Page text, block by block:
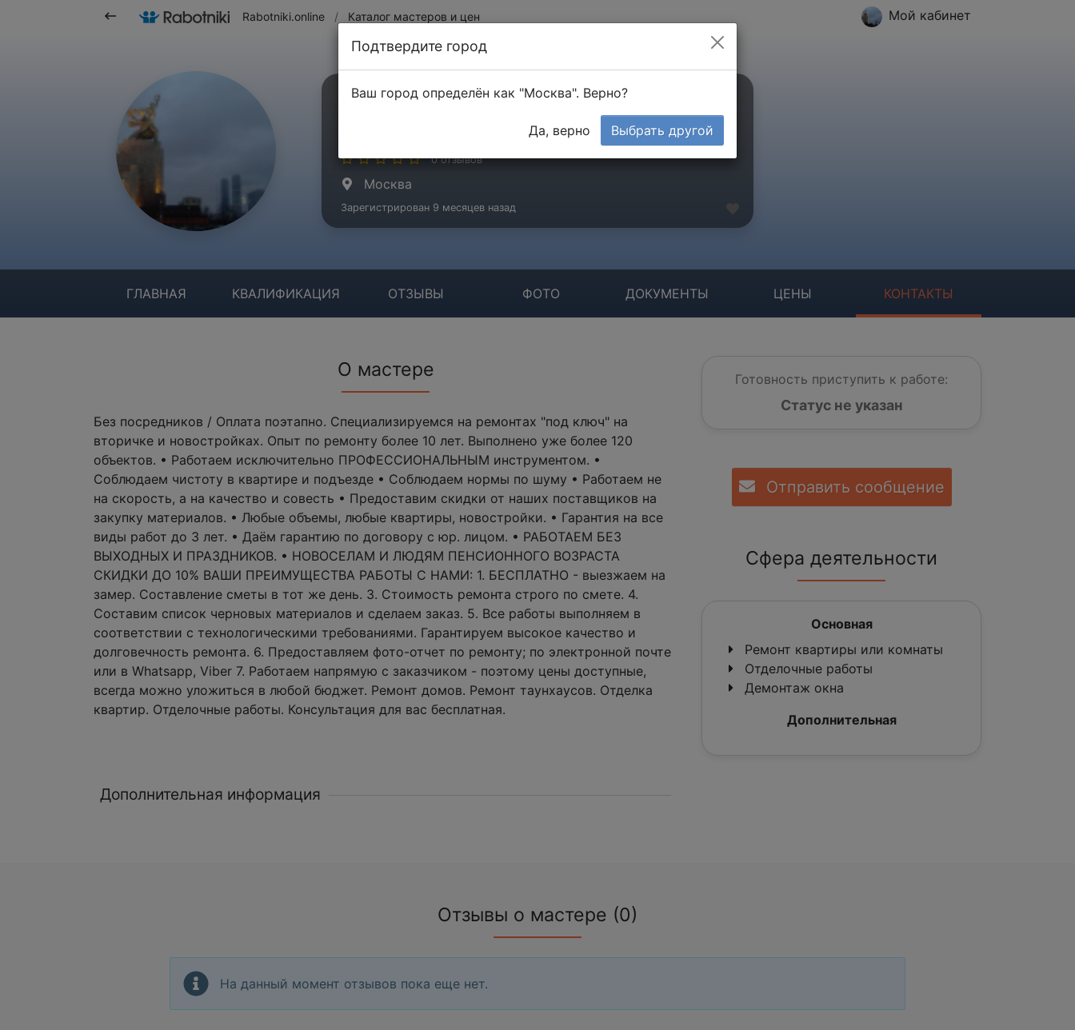
Rabotniki.online / Каталог мастеров и цен Мой кабинет
Давлетова Фаина
0 отзывов
Москва
Зарегистрирован 9 месяцев назад
ГЛАВНАЯ КВАЛИФИКАЦИЯ ОТЗЫВЫ ФОТО ДОКУМЕНТЫ ЦЕНЫ КОНТАКТЫ
О мастере
Без посредников / Оплата поэтапно. Специализируемся на ремонтах "под ключ" на
вторичке и новостройках. Опыт по ремонту более 10 лет. Выполнено уже более 120
объектов. • Работаем исключительно ПРОФЕССИОНАЛЬНЫМ инструментом. •
Соблюдаем чистоту в квартире и подъезде • Соблюдаем нормы по шуму • Работаем не
на скорость, а на качество и совесть • Предоставим скидки от наших поставщиков на
закупку материалов. • Любые объемы, любые квартиры, новостройки. • Гарантия на все
виды работ до 3 лет. • Даём гарантию по договору с юр. лицом. • РАБОТАЕМ БЕЗ
ВЫХОДНЫХ И ПРАЗДНИКОВ. • НОВОСЕЛАМ И ЛЮДЯМ ПЕНСИОННОГО ВОЗРАСТА
СКИДКИ ДО 10% ВАШИ ПРЕИМУЩЕСТВА РАБОТЫ С НАМИ: 1. БЕСПЛАТНО - выезжаем на
замер. Составление сметы в тот же день. 3. Стоимость ремонта строго по смете. 4.
Составим список черновых материалов и сделаем заказ. 5. Все работы выполняем в
соответствии с технологическими требованиями. Гарантируем высокое качество и
долговечность ремонта. 6. Предоставляем фото-отчет по ремонту; по электронной почте
или в Whatsapp, Viber 7. Работаем напрямую с заказчиком - поэтому цены доступные,
всегда можно уложиться в любой бюджет. Ремонт домов. Ремонт таунхаусов. Отделка
квартир. Отделочные работы. Консультация для вас бесплатная.
Дополнительная информация
Готовность приступить к работе:
Статус не указан
Отправить сообщение
Сфера деятельности
Основная
Ремонт квартиры или комнаты
Отделочные работы
Демонтаж окна
Дополнительная
Отзывы о мастере (0)
На данный момент отзывов пока еще нет.
Подтвердите город
Ваш город определён как "Москва". Верно?
Да, верно Выбрать другой